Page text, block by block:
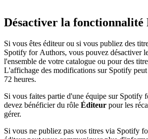
Désactiver la fonctionnalité
Si vous êtes éditeur ou si vous publiez des
Spotify for Authors, vous pouvez désactiver
l'ensemble de votre catalogue ou pour des
L'affichage des modifications sur Spotify
72 heures.
Si vous faites partie d'une équipe sur Spotify
devez bénéficier du rôle Éditeur pour les
gérer.
Si vous ne publiez pas vos titres via Spotify